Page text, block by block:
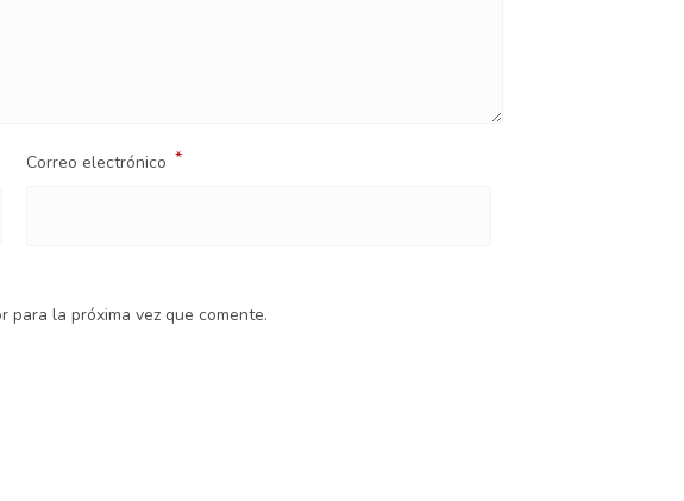
Correo electrónico *
para la próxima vez que comente.